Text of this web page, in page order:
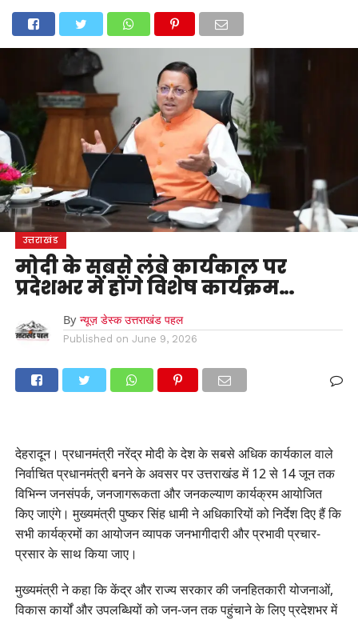
अल्मोड़ा उत्तरकाशी
पिथौरागढ़ पौड़ी गढ़वालबागेश्वर रुद्रप्रयाग देश
उत्तराखंड
मोदी के सबसे लंबे कार्यकाल पर
प्रदेशभर में होंगे विशेष कार्यक्रम…
By न्यूज़ डेस्क उत्तराखंड पहल
Published on June 9, 2026
देहरादून। प्रधानमंत्री नरेंद्र मोदी के देश के सबसे अधिक कार्यकाल वाले
निर्वाचित प्रधानमंत्री बनने के अवसर पर उत्तराखंड में 12 से 14 जून तक
विभिन्न जनसंपर्क, जनजागरूकता और जनकल्याण कार्यक्रम आयोजित
किए जाएंगे। मुख्यमंत्री पुष्कर सिंह धामी ने अधिकारियों को निर्देश दिए हैं कि
सभी कार्यक्रमों का आयोजन व्यापक जनभागीदारी और प्रभावी प्रचार-
प्रसार के साथ किया जाए।
मुख्यमंत्री ने कहा कि केंद्र और राज्य सरकार की जनहितकारी योजनाओं,
विकास कार्यों और उपलब्धियों को जन-जन तक पहुंचाने के लिए प्रदेशभर में